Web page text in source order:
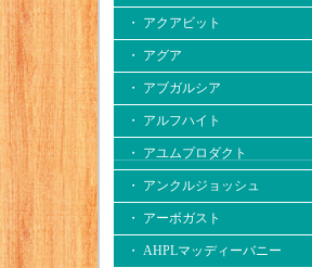
・ アクアビット
・ アグア
・ アブガルシア
・ アルフハイト
・ アユムプロダクト
・ アンクルジョッシュ
・ アーボガスト
・ AHPLマッディーバニー